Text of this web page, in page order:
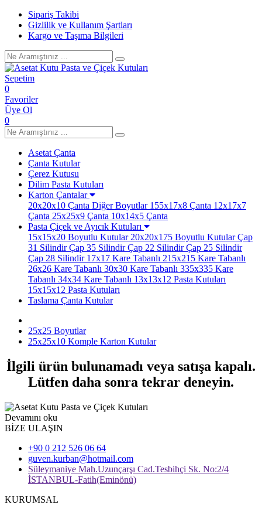
Sipariş Takibi
Gizlilik ve Kullanım Şartları
Kargo ve Taşıma Bilgileri
Sepetim
0
Favoriler
Üye Ol
0
Asetat Çanta
Çanta Kutular
Çerez Kutusu
Dilim Pasta Kutuları
Karton Çantalar
20x20x10 Çanta Diğer Boyutlar155x17x8 Çanta 12x17x7
Çanta 25x25x9 Çanta 10x14x5 Çanta
Pasta Çiçek ve Ayıcık Kutuları
15x15x20 Boyutlu Kutular20x20x175 Boyutlu KutularÇap
31 SilindirÇap 35 SilindirÇap 22 SilindirÇap 25 Silindir
Çap 28 Silindir17x17 Kare Tabanlı 215x215 Kare Tabanlı
26x26 Kare Tabanlı 30x30 Kare Tabanlı 335x335 Kare
Tabanlı 34x34 Kare Tabanlı 13x13x12 Pasta Kutuları
15x15x12 Pasta Kutuları
Taslama Çanta Kutular
25x25 Boyutlar
25x25x10 Komple Karton Kutular
İlgili ürün bulunamadı veya satışa kapalı.
Lütfen daha sonra tekrar deneyin.
Devamını oku
BİZE ULAŞIN
+90 0 212 526 06 64
guven.kurban@hotmail.com
Süleymaniye Mah.Uzunçarşı Cad.Tesbihçi Sk. No:2/4
İSTANBUL-Fatih(Eminönü)
KURUMSAL